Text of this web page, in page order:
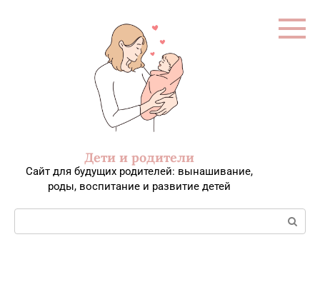
Дети и родители
Сайт для будущих родителей: вынашивание,
роды, воспитание и развитие детей
Поиск: